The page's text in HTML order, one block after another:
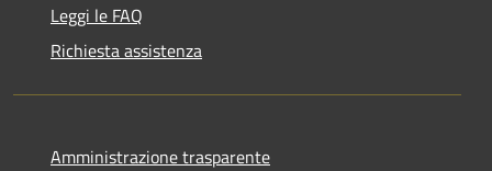
Leggi le FAQ
Richiesta assistenza
Amministrazione trasparente